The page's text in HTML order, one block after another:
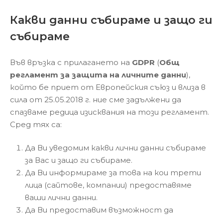
Какви данни събираме и защо ги
събираме
Във връзка с прилагането на GDPR (Общ
регламент за защита на личните данни),
който бе приет от Европейския съюз и влиза в
сила от 25.05.2018 г. ние сме задължени да
спазваме редица изисквания на този регламент.
Сред тях са:
Да Ви уведомим какви лични данни събираме
за Вас и защо ги събираме.
Да Ви информираме за това на кои трети
лица (сайтове, компании) предоставяме
ваши лични данни.
Да Ви предоставим възможност да